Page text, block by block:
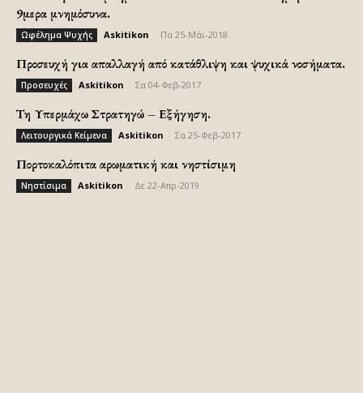
9μερα μνημόσυνα.
Ωφέλημα Ψυχής Askitikon Πα 25-Μάι-2018
Προσευχή για απαλλαγή από κατάθλιψη και ψυχικά νοσήματα.
Προσευχές Askitikon Σα 04-Φεβ-2017
Τη Υπερμάχω Στρατηγώ – Εξήγηση.
Λειτουργικά Κείμενα Askitikon Σα 25-Φεβ-2017
Πορτοκαλόπιτα αρωματική και νηστίσιμη
Νηστίσιμα Askitikon Δε 22-Απρ-2019